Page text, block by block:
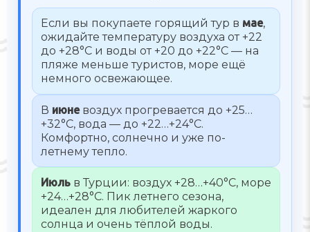
Если вы покупаете горящий тур в мае,
ожидайте температуру воздуха от +22
до +28°C и воды от +20 до +22°C — на
пляже меньше туристов, море ещё
немного освежающее.
В июневоздух прогревается до +25…
+32°C, вода — до +22…+24°C.
Комфортно, солнечно и уже по-
летнему тепло.
Июль в Турции: воздух +28…+40°C, море
+24…+28°C. Пик летнего сезона,
идеален для любителей жаркого
солнца и очень тёплой воды.